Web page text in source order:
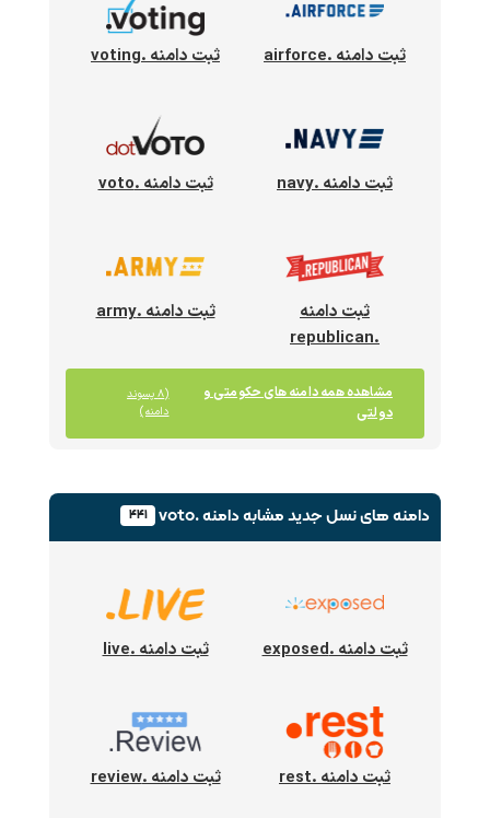
ثبت دامنه .airforce ثبت دامنه .voting
ثبت دامنه .navy ثبت دامنه .voto
ثبت دامنه
.republican
ثبت دامنه .army
مشاهده همه دامنه های حکومتی و
دولتی
(۸ پسوند
دامنه)
دامنه های نسل جدیدمشابه دامنه .voto ۴۴۱
ثبت دامنه .exposed ثبت دامنه .live
ثبت دامنه .rest ثبت دامنه .review